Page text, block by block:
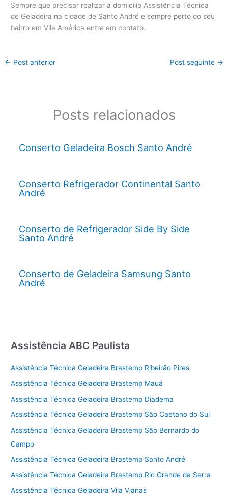
Sempre que precisar realizar a domicílio Assistência Técnica
de Geladeira na cidade de Santo André e sempre perto do seu
bairro em Vila América entre em contato.
← Post anterior Post seguinte →
Posts relacionados
Conserto Geladeira Bosch Santo André
Conserto Refrigerador Continental Santo
André
Conserto de Refrigerador Side By Side
Santo André
Conserto de Geladeira Samsung Santo
André
Assistência ABC Paulista
Assistência Técnica Geladeira Brastemp Ribeirão Pires
Assistência Técnica Geladeira Brastemp Mauá
Assistência Técnica Geladeira Brastemp Diadema
Assistência Técnica Geladeira Brastemp São Caetano do Sul
Assistência Técnica Geladeira Brastemp São Bernardo do
Campo
Assistência Técnica Geladeira Brastemp Santo André
Assistência Técnica Geladeira Brastemp Rio Grande da Serra
Assistência Técnica Geladeira Vila Vianas